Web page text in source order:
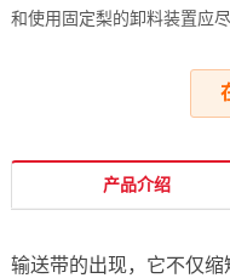
和使用固定梨的卸料装置应
产品介绍
输送带的出现，它不仅缩